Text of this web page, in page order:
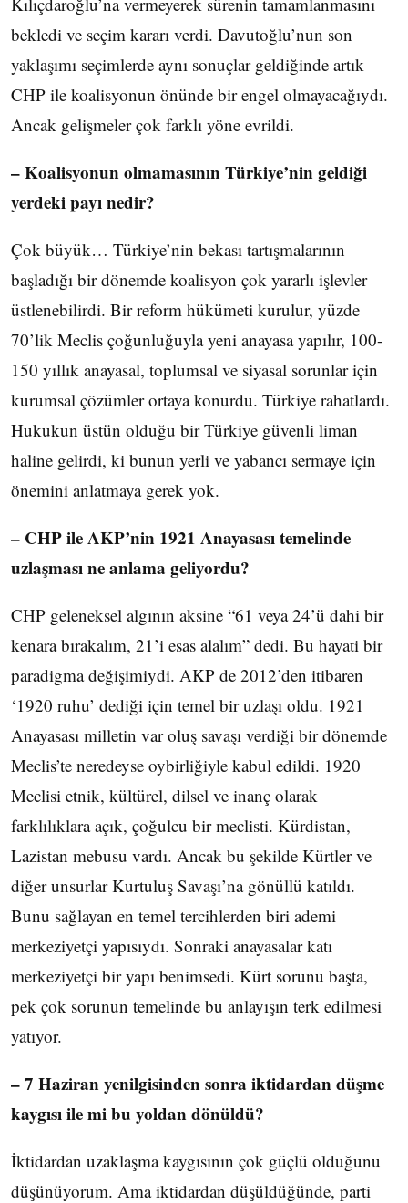
bekledi ve seçim kararı verdi. Davutoğlu’nun son
yaklaşımı seçimlerde aynı sonuçlar geldiğinde artık
CHP ile koalisyonun önünde bir engel olmayacağıydı.
Ancak gelişmeler çok farklı yöne evrildi.
– Koalisyonun olmamasının Türkiye’nin geldiği
yerdeki payı nedir?
Çok büyük… Türkiye’nin bekası tartışmalarının
başladığı bir dönemde koalisyon çok yararlı işlevler
üstlenebilirdi. Bir reform hükümeti kurulur, yüzde
70’lik Meclis çoğunluğuyla yeni anayasa yapılır, 100-
150 yıllık anayasal, toplumsal ve siyasal sorunlar için
kurumsal çözümler ortaya konurdu. Türkiye rahatlardı.
Hukukun üstün olduğu bir Türkiye güvenli liman
haline gelirdi, ki bunun yerli ve yabancı sermaye için
önemini anlatmaya gerek yok.
– CHP ile AKP’nin 1921 Anayasası temelinde
uzlaşması ne anlama geliyordu?
CHP geleneksel algının aksine “61 veya 24’ü dahi bir
kenara bırakalım, 21’i esas alalım” dedi. Bu hayati bir
paradigma değişimiydi. AKP de 2012’den itibaren
‘1920 ruhu’ dediği için temel bir uzlaşı oldu. 1921
Anayasası milletin var oluş savaşı verdiği bir dönemde
Meclis’te neredeyse oybirliğiyle kabul edildi. 1920
Meclisi etnik, kültürel, dilsel ve inanç olarak
farklılıklara açık, çoğulcu bir meclisti. Kürdistan,
Lazistan mebusu vardı. Ancak bu şekilde Kürtler ve
diğer unsurlar Kurtuluş Savaşı’na gönüllü katıldı.
Bunu sağlayan en temel tercihlerden biri ademi
merkeziyetçi yapısıydı. Sonraki anayasalar katı
merkeziyetçi bir yapı benimsedi. Kürt sorunu başta,
pek çok sorunun temelinde bu anlayışın terk edilmesi
yatıyor.
– 7 Haziran yenilgisinden sonra iktidardan düşme
kaygısı ile mi bu yoldan dönüldü?
İktidardan uzaklaşma kaygısının çok güçlü olduğunu
düşünüyorum. Ama iktidardan düşüldüğünde, parti